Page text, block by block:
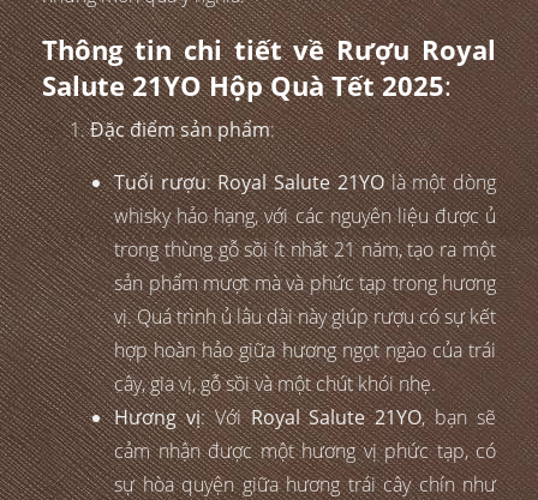
Thông tin chi tiết về Rượu Royal
Salute 21YO Hộp Quà Tết 2025:
Đặc điểm sản phẩm:
Tuổi rượu:Royal Salute 21YOlà một dòng
whisky hảo hạng, với các nguyên liệu được ủ
trong thùng gỗ sồi ít nhất 21 năm, tạo ra một
sản phẩm mượt mà và phức tạp trong hương
vị. Quá trình ủ lâu dài này giúp rượu có sự kết
hợp hoàn hảo giữa hương ngọt ngào của trái
cây, gia vị, gỗ sồi và một chút khói nhẹ.
Hương vị: VớiRoyal Salute 21YO, bạn sẽ
cảm nhận được một hương vị phức tạp, có
sự hòa quyện giữa hương trái cây chín như